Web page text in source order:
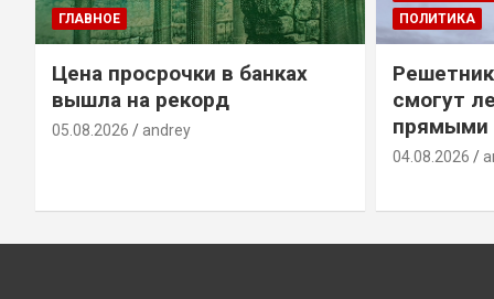
ГЛАВНОЕ
Цена просрочки в банках
вышла на рекорд
05.08.2026 andrey
ПОЛИТИКА
смогут
прямыми
04.08.2026